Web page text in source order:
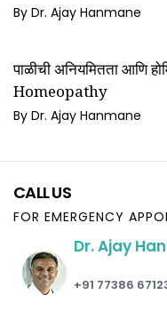
By Dr. Ajay Hanmane
पाळीची अनियमितता
Homeopathy
By Dr. Ajay Hanmane
CALL US
FOR EMERGENCY
Dr. Ajay
+91 77386